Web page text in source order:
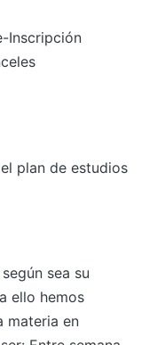
Inscripción
el plan de estudios
sea su
ello hemos
materia en